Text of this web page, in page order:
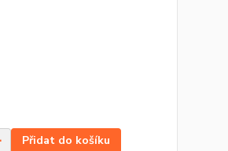
Přidat do košíku